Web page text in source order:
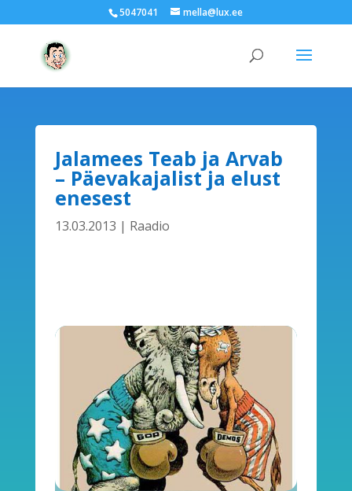
5047041 mella@lux.ee
Jalamees Teab ja Arvab
– Päevakajalist ja elust
enesest
13.03.2013 | Raadio